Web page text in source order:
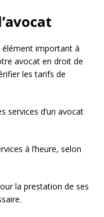
élément important à
avocat en droit de
les tarifs de
services d’un avocat
à l’heure, selon
la prestation de ses